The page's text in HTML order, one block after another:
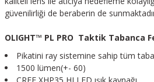
güvenilirliği de beraberin de
OLIGHT™ PL PRO Taktik Tabanca
Pikatini ray sistemine sahip tüm
1500 lümen(+- 60)